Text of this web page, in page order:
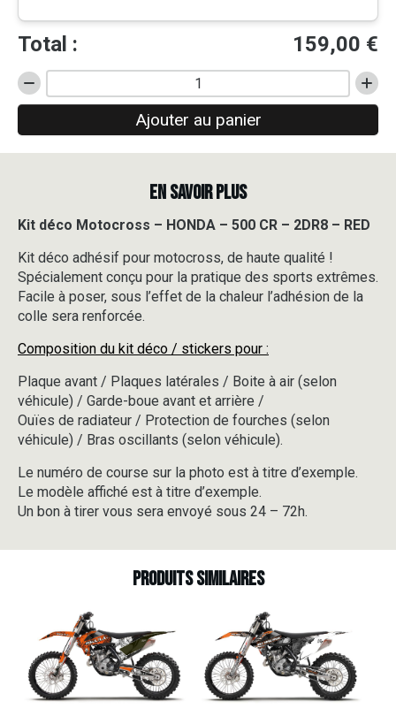
Total : 159,00 €
quantité
de
déco
Motocross
500
-
2DR8
-
RED
Ajouter au panier
EN SAVOIR PLUS
Kit déco Motocross – HONDA – 500 CR – 2DR8 – RED
Kit déco adhésif pour motocross, de haute qualité !
Spécialement conçu pour la pratique des sports extrêmes.
Facile à poser, sous l’effet de la chaleur l’adhésion de la
colle sera renforcée.
Composition du kit déco / stickers pour :
Plaque avant / Plaques latérales / Boite à air (selon
véhicule) / Garde-boue avant et arrière /
Ouïes de radiateur / Protection de fourches (selon
véhicule) / Bras oscillants (selon véhicule).
Le numéro de course sur la photo est à titre d’exemple.
Le modèle affiché est à titre d’exemple.
Un bon à tirer vous sera envoyé sous 24 – 72h.
Produits similaires